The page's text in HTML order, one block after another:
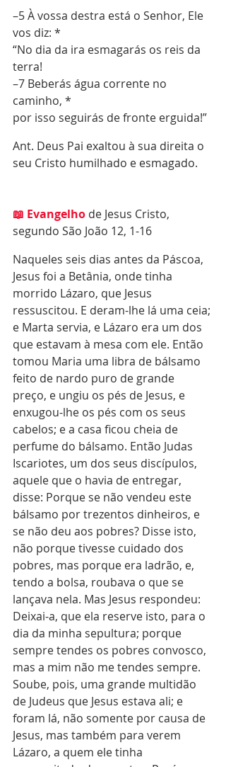
–5 À vossa destra está o Senhor, Ele
vos diz: *
“No dia da ira esmagarás os reis da
terra!
–7 Beberás água corrente no
caminho, *
por isso seguirás de fronte erguida!”
Ant. Deus Pai exaltou à sua direita o
seu Cristo humilhado e esmagado.
📖 Evangelho de Jesus Cristo,
segundo São João 12, 1-16
Naqueles seis dias antes da Páscoa,
Jesus foi a Betânia, onde tinha
morrido Lázaro, que Jesus
ressuscitou. E deram-lhe lá uma ceia;
e Marta servia, e Lázaro era um dos
que estavam à mesa com ele. Então
tomou Maria uma libra de bálsamo
feito de nardo puro de grande
preço, e ungiu os pés de Jesus, e
enxugou-lhe os pés com os seus
cabelos; e a casa ficou cheia de
perfume do bálsamo. Então Judas
Iscariotes, um dos seus discípulos,
aquele que o havia de entregar,
disse: Porque se não vendeu este
bálsamo por trezentos dinheiros, e
se não deu aos pobres? Disse isto,
não porque tivesse cuidado dos
pobres, mas porque era ladrão, e,
tendo a bolsa, roubava o que se
lançava nela. Mas Jesus respondeu:
Deixai-a, que ela reserve isto, para o
dia da minha sepultura; porque
sempre tendes os pobres convosco,
mas a mim não me tendes sempre.
Soube, pois, uma grande multidão
de Judeus que Jesus estava ali; e
foram lá, não somente por causa de
Jesus, mas também para verem
Lázaro, a quem ele tinha